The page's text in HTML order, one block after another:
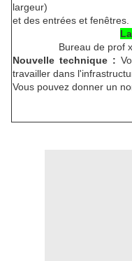
largeur)
et des entrées et fenêtres.
Bureau de prof
Nouvelle technique :
travailler dans
Vous pouvez donner un